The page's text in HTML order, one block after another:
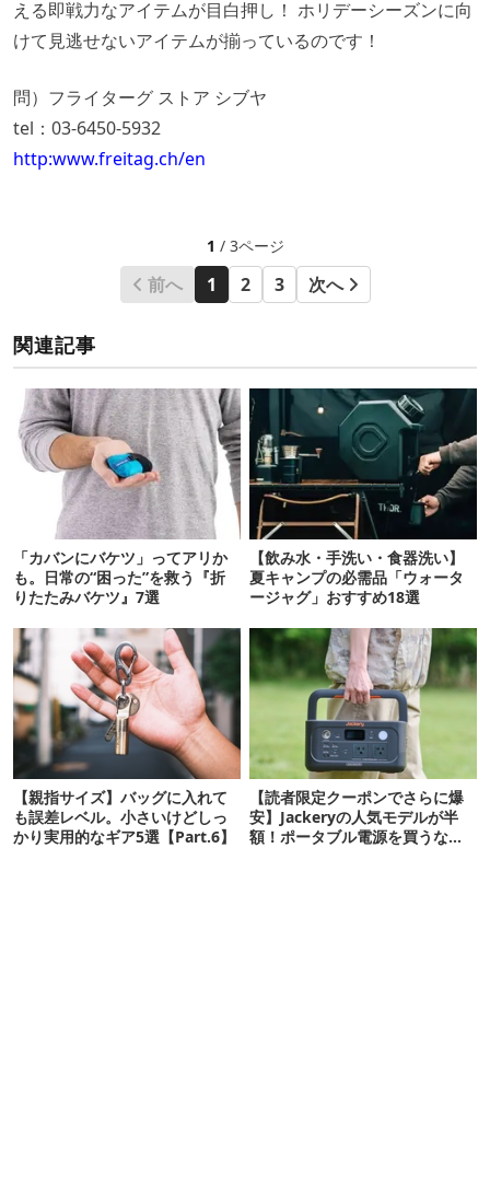
える即戦力なアイテムが目白押し！ ホリデーシーズンに向
けて見逃せないアイテムが揃っているのです！
問）フライターグ ストア シブヤ
tel：03-6450-5932
http:www.freitag.ch/en
1 / 3ページ
前へ 1 2 3 次へ
関連記事
「カバンにバケツ」ってアリか
も。日常の“困った”を救う『折
りたたみバケツ』7選
【飲み水・手洗い・食器洗い】
夏キャンプの必需品「ウォータ
ージャグ」おすすめ18選
【親指サイズ】バッグに入れて
も誤差レベル。小さいけどしっ
かり実用的なギア5選【Part.6】
【読者限定クーポンでさらに爆
安】Jackeryの人気モデルが半
額！ポータブル電源を買うなら